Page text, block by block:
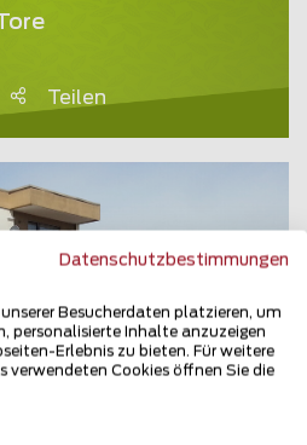
Teilen
Datenschutzbestimmungen
Besucherdaten platzieren, um
personalisierte Inhalte anzuzeigen
Erlebnis zu bieten. Für weitere
verwendeten Cookies öffnen Sie die